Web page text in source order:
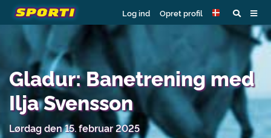
Log ind Opret profil
Gladur: Banetrening med
Ilja Svensson
Lørdag den 15. februar 2025